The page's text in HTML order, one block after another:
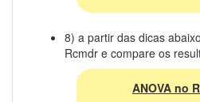
8) a partir das dicas
Rcmdr e compare os
ANOVA no